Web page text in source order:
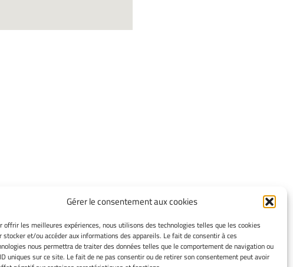
Gérer le consentement aux cookies
offrir les meilleures expériences, nous utilisons des technologies telles que les cookies
stocker et/ou accéder aux informations des appareils. Le fait de consentir à ces
nous permettra de traiter des données telles que le comportement de navigation ou
uniques sur ce site. Le fait de ne pas consentir ou de retirer son consentement peut avoir
INFORMATIONS LÉGALES
Mentions légales
Gérer mes cookies